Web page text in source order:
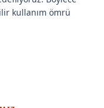
kullanım ömrü